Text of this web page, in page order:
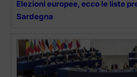
Elezioni europee, ecco le liste
Sardegna